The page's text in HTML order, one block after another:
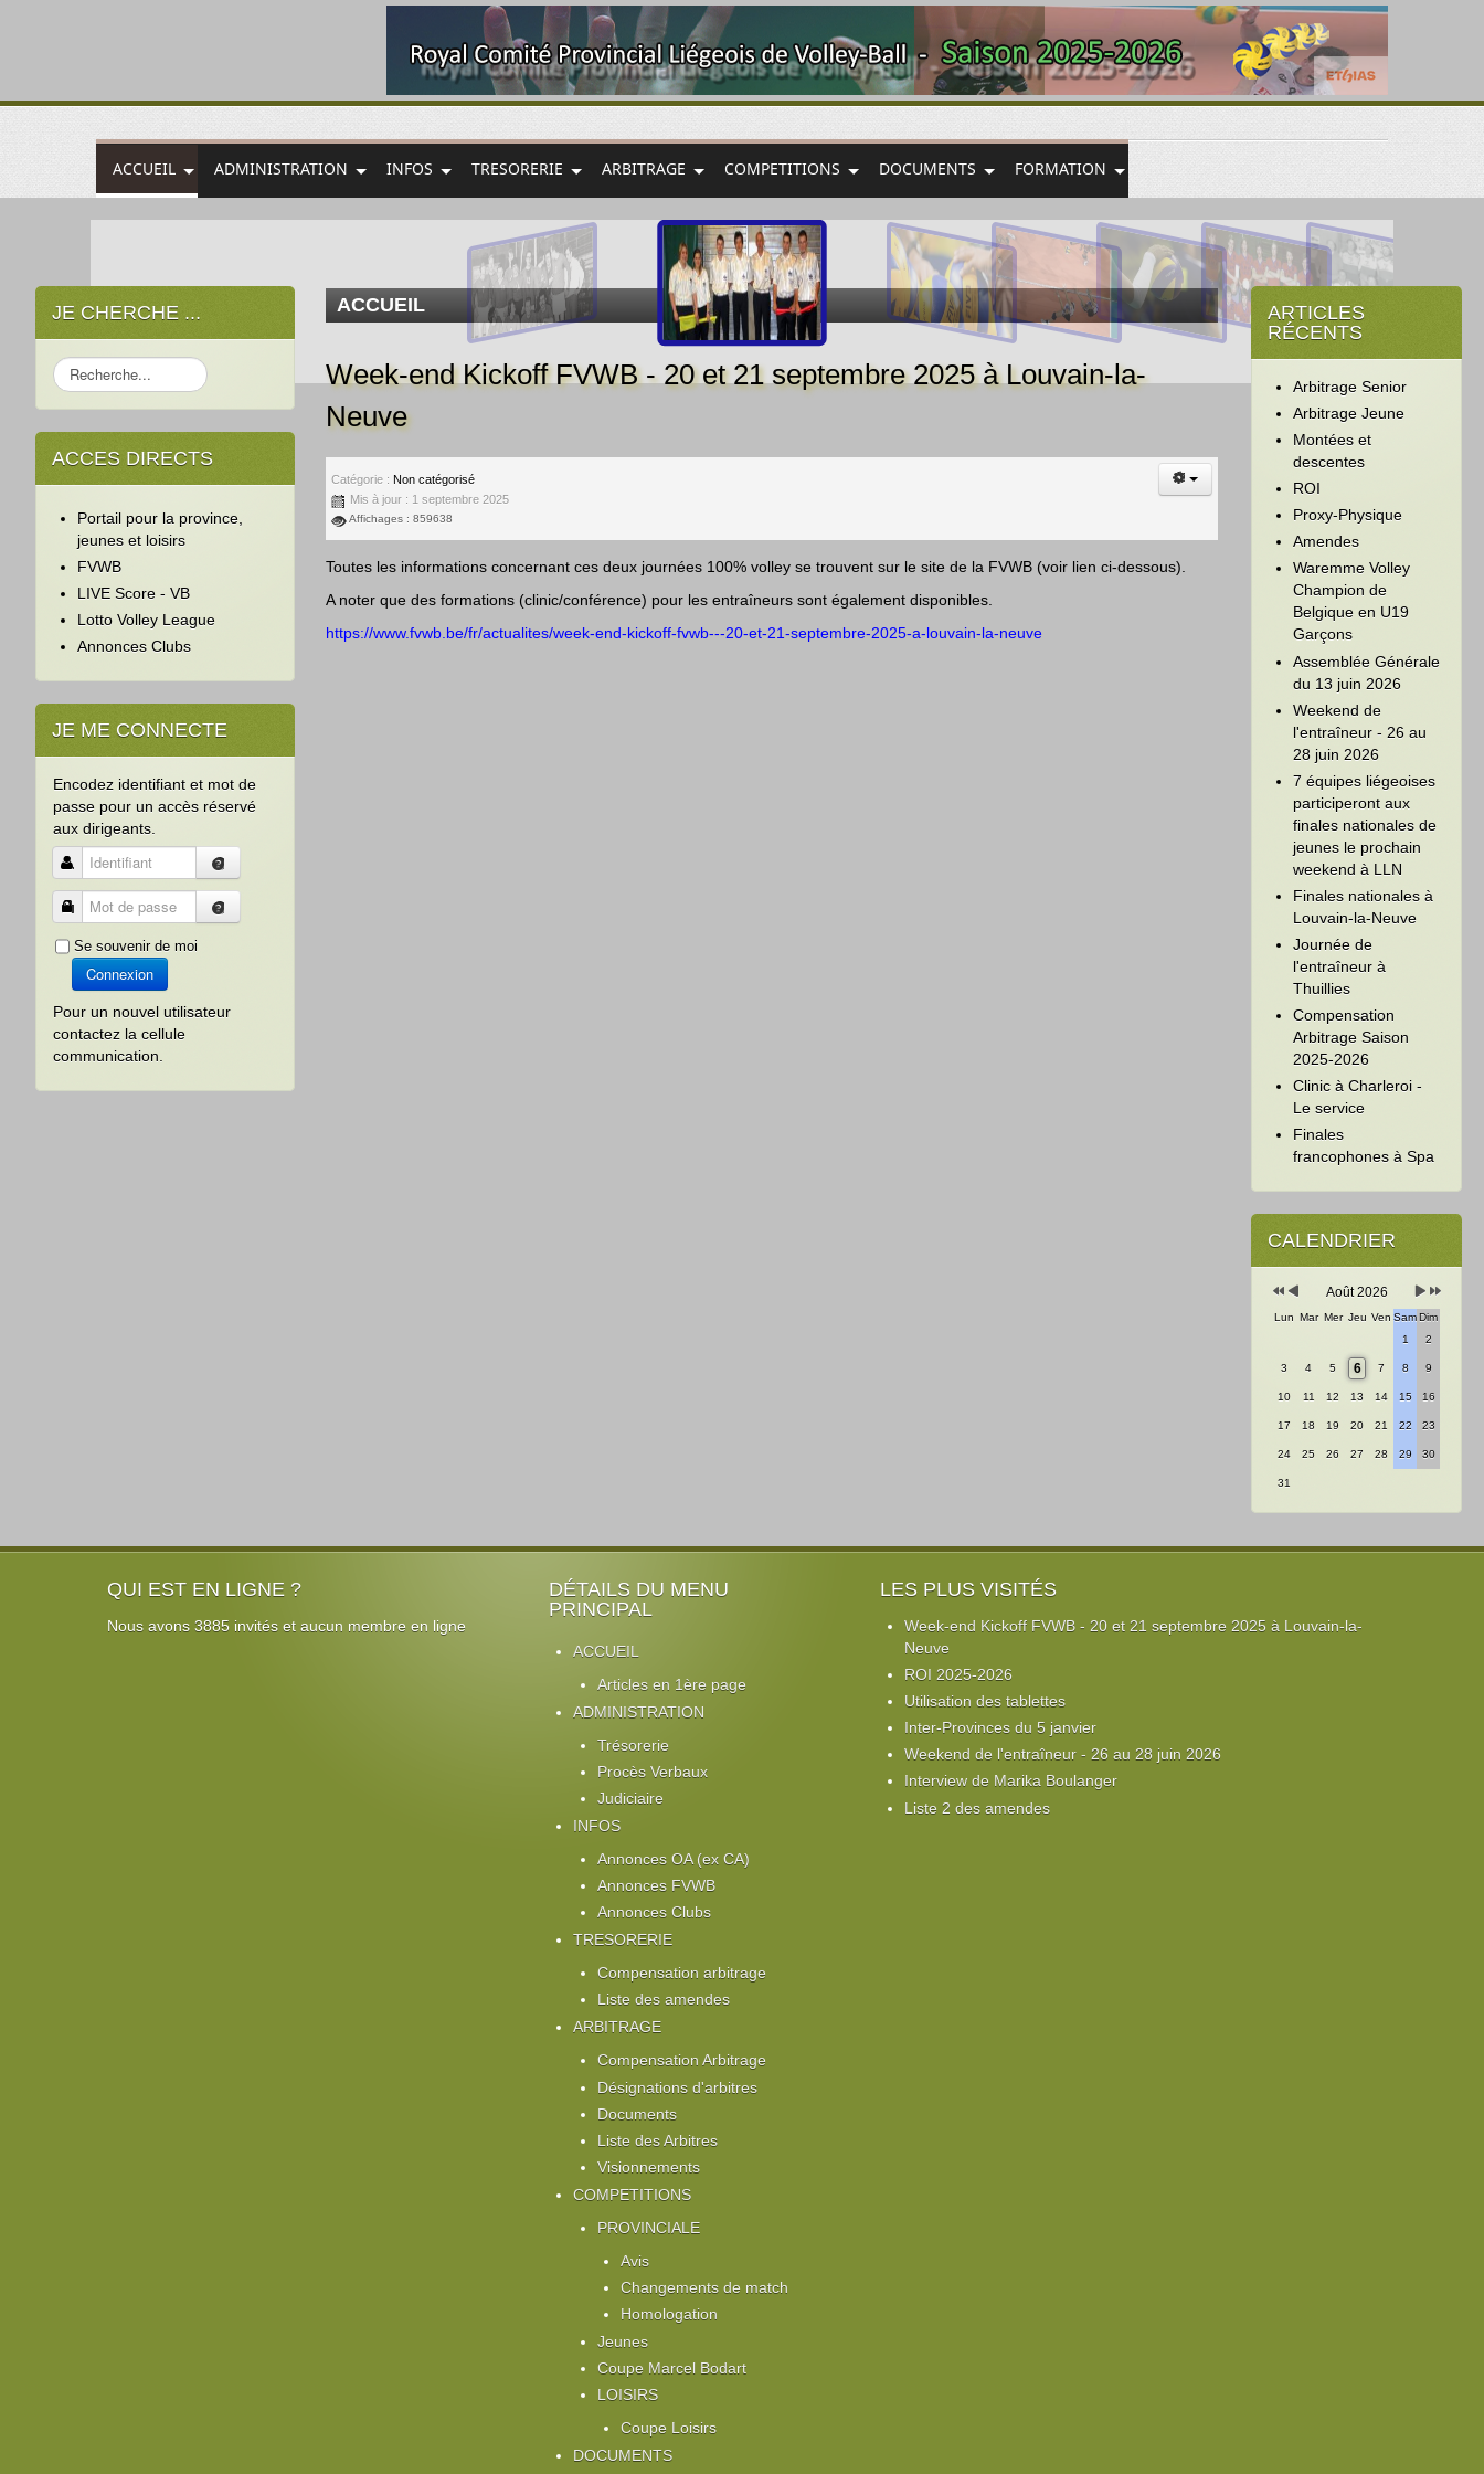
ACCUEIL ADMINISTRATION INFOS TRESORERIE ARBITRAGE COMPETITIONS DOCUMENTS FORMATION
ACCUEIL
Week-end Kickoff FVWB - 20 et 21 septembre 2025 à Louvain-la-
Neuve
Catégorie : Non catégorisé
Mis à jour : 1 septembre 2025
Affichages : 859638
Toutes les informations concernant ces deux journées 100% volley se trouvent sur le site de la FVWB (voir lien ci-dessous).
A noter que des formations (clinic/conférence) pour les entraîneurs sont également disponibles.
https://www.fvwb.be/fr/actualites/week-end-kickoff-fvwb---20-et-21-septembre-2025-a-louvain-la-neuve
JE CHERCHE ...
Rechercher
ACCES DIRECTS
Portail pour la province,
jeunes et loisirs
FVWB
LIVE Score - VB
Lotto Volley League
Annonces Clubs
JE ME CONNECTE
Encodez identifiant et mot de
passe pour un accès réservé
aux dirigeants.
Identifiant
Mot de passe
Se souvenir de moi
Connexion
Pour un nouvel utilisateur
contactez la cellule
communication.
ARTICLES
RÉCENTS
Arbitrage Senior
Arbitrage Jeune
Montées et
descentes
ROI
Proxy-Physique
Amendes
Waremme Volley
Champion de
Belgique en U19
Garçons
Assemblée Générale
du 13 juin 2026
Weekend de
l'entraîneur - 26 au
28 juin 2026
7 équipes liégeoises
participeront aux
finales nationales de
jeunes le prochain
weekend à LLN
Finales nationales à
Louvain-la-Neuve
Journée de
l'entraîneur à
Thuillies
Compensation
Arbitrage Saison
2025-2026
Clinic à Charleroi -
Le service
Finales
francophones à Spa
CALENDRIER
Année
précédente
Mois
précédent
Année
Mois
Août 2026
Lun Mar Mer Jeu Ven SamDim
1
2
3 4 5 6 7 8 9
10 11 12 13 14 15 16
17 18 19 20 21 22 23
24 25 26 27 28 29 30
31
QUI EST EN LIGNE ?
Nous avons 3885 invités et aucun membre en ligne
DÉTAILS DU MENU
PRINCIPAL
ACCUEIL
Articles en 1ère page
ADMINISTRATION
Trésorerie
Procès Verbaux
Judiciaire
INFOS
Annonces OA (ex CA)
Annonces FVWB
Annonces Clubs
TRESORERIE
Compensation arbitrage
Liste des amendes
ARBITRAGE
Compensation Arbitrage
Désignations d'arbitres
Documents
Liste des Arbitres
Visionnements
COMPETITIONS
PROVINCIALE
Avis
Changements de match
Homologation
Jeunes
Coupe Marcel Bodart
LOISIRS
Coupe Loisirs
DOCUMENTS
LES PLUS VISITÉS
Week-end Kickoff FVWB - 20 et 21 septembre 2025 à Louvain-la-
Neuve
ROI 2025-2026
Utilisation des tablettes
Inter-Provinces du 5 janvier
Weekend de l'entraîneur - 26 au 28 juin 2026
Interview de Marika Boulanger
Liste 2 des amendes